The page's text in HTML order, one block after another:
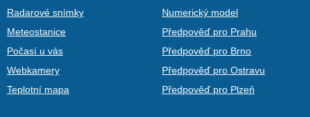
Radarové snímky
Meteostanice
Počasí u vás
Webkamery
Teplotní mapa
Numerický model
Předpověď pro Prahu
Předpověď pro Brno
Předpověď pro Ostravu
Předpověď pro Plzeň